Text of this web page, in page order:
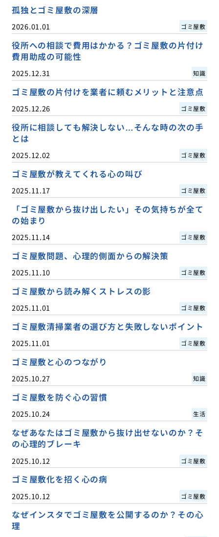
孤独とゴミ屋敷の深層
2026.01.01 ゴミ屋敷
役所への相談で費用はかかる？ゴミ屋敷の片付け
費用助成の可能性
2025.12.31 知識
ゴミ屋敷の片付けを業者に頼むメリットと注意点
2025.12.26 ゴミ屋敷
役所に相談しても解決しない…そんな時の次の手
とは
2025.12.02 ゴミ屋敷
ゴミ屋敷が教えてくれる心の叫び
2025.11.17 ゴミ屋敷
「ゴミ屋敷から抜け出したい」その気持ちが全て
の始まり
2025.11.14 ゴミ屋敷
ゴミ屋敷問題、心理的側面からの解決策
2025.11.10 ゴミ屋敷
ゴミ屋敷から読み解くストレスの影
2025.11.01 ゴミ屋敷
ゴミ屋敷清掃業者の選び方と失敗しないポイント
2025.11.01 ゴミ屋敷
ゴミ屋敷と心のつながり
2025.10.27 知識
ゴミ屋敷を防ぐ心の習慣
2025.10.24 生活
なぜあなたはゴミ屋敷から抜け出せないのか？そ
の心理的ブレーキ
2025.10.12 ゴミ屋敷
ゴミ屋敷化を招く心の病
2025.10.12 ゴミ屋敷
なぜインスタでゴミ屋敷を公開するのか？その心
理